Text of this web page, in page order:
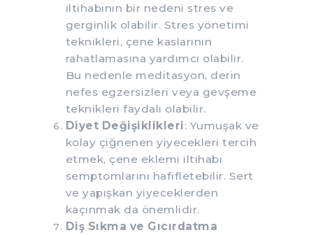
iltihabının bir nedeni stres ve
gerginlik olabilir. Stres yönetimi
teknikleri, çene kaslarının
rahatlamasına yardımcı olabilir.
Bu nedenle meditasyon, derin
nefes egzersizleri veya gevşeme
teknikleri faydalı olabilir.
Diyet Değişiklikleri: Yumuşak ve
kolay çiğnenen yiyecekleri tercih
etmek, çene eklemi iltihabı
semptomlarını hafifletebilir. Sert
ve yapışkan yiyeceklerden
kaçınmak da önemlidir.
Diş Sıkma ve Gıcırdatma